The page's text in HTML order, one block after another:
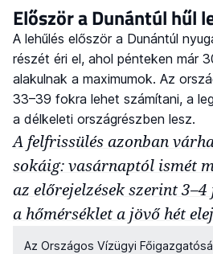
Először a Dunántúl hűl
A lehűlés először a Dunántúl
részét éri el, ahol pénteken már
alakulnak a maximumok. Az
33–39 fokra lehet számítani, a
a délkeleti országrészben lesz.
A felfrissülés azonban
sokáig: vasárnaptól ismét
az előrejelzések szerint
a hőmérséklet a jövő hét
Az Országos Vízügyi